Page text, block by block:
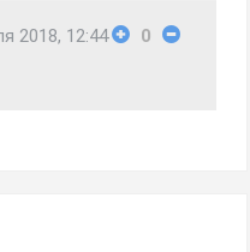
2018, 12:44
0